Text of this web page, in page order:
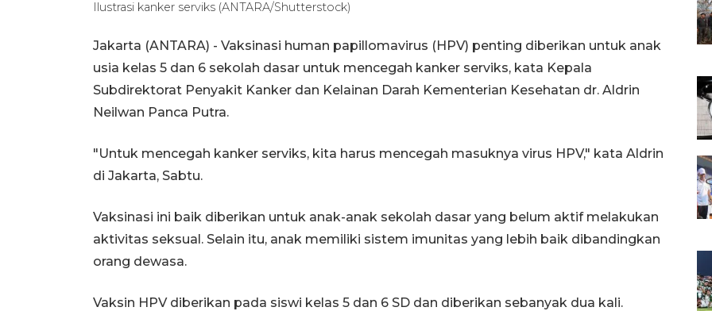
Ilustrasi kanker serviks (ANTARA/Shutterstock)
Jakarta (ANTARA) - Vaksinasi human papillomavirus (HPV) penting diberikan untuk anak
usia kelas 5 dan 6 sekolah dasar untuk mencegah kanker serviks, kata Kepala
Subdirektorat Penyakit Kanker dan Kelainan Darah Kementerian Kesehatan dr. Aldrin
Neilwan Panca Putra.
"Untuk mencegah kanker serviks, kita harus mencegah masuknya virus HPV," kata Aldrin
di Jakarta, Sabtu.
Vaksinasi ini baik diberikan untuk anak-anak sekolah dasar yang belum aktif melakukan
aktivitas seksual. Selain itu, anak memiliki sistem imunitas yang lebih baik dibandingkan
orang dewasa.
Vaksin HPV diberikan pada siswi kelas 5 dan 6 SD dan diberikan sebanyak dua kali.